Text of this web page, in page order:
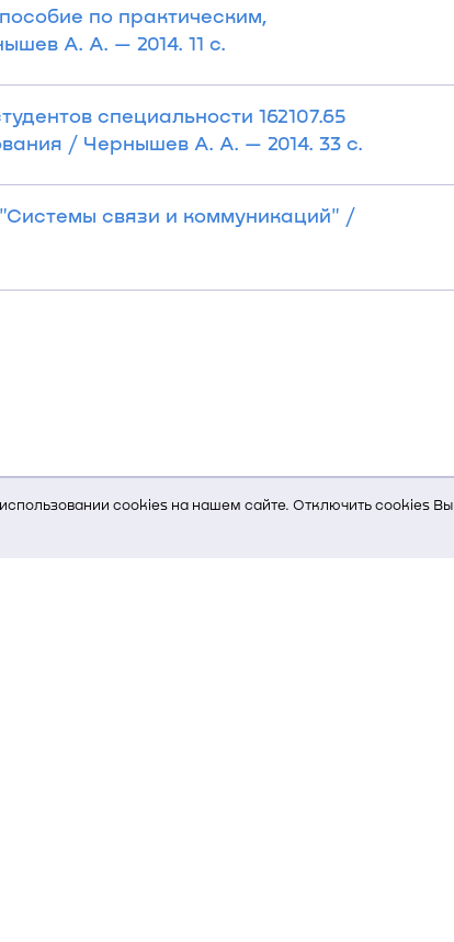
cookies на нашем сайте. Отключить cookies Вы
по практическим,
А. А. — 2014. 11 с.
специальности 162107.65
/ Чернышев А. А. — 2014. 33 с.
связи и коммуникаций" /